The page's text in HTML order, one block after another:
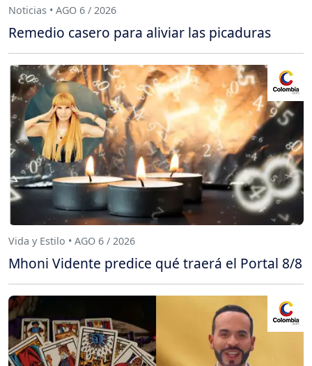
Noticias • AGO 6 / 2026
Remedio casero para aliviar las picaduras
Vida y Estilo • AGO 6 / 2026
Mhoni Vidente predice qué traerá el Portal 8/8